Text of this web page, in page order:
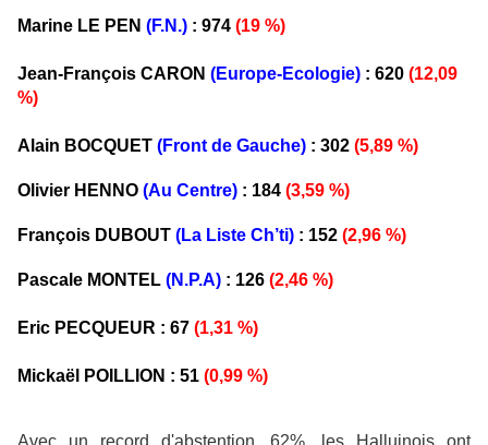
Marine LE PEN (F.N.) : 974 (19 %)
Jean-François CARON (Europe-Ecologie) : 620 (12,09
%)
Alain BOCQUET (Front de Gauche) : 302 (5,89 %)
Olivier HENNO (Au Centre) : 184 (3,59 %)
François DUBOUT (La Liste Ch’ti) : 152 (2,96 %)
Pascale MONTEL (N.P.A) : 126 (2,46 %)
Eric PECQUEUR : 67 (1,31 %)
Mickaël POILLION : 51 (0,99 %)
Avec un record d'abstention, 62%, les Halluinois ont